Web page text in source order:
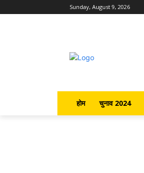
Sunday, August 9, 2026
होम चुनाव 2024